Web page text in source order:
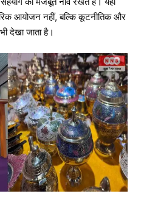
आयोजन नहीं, बल्कि कूटनीतिक और
देखा जाता है।